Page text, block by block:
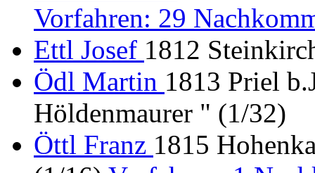
Vorfahren: 29
Ettl Josef 1812
Ödl Martin 1813 Priel
Höldenmaurer " (1/32)
Öttl Franz 1815